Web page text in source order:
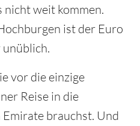
nicht weit kommen.
ist der Euro
vor die einzige
Reise in die
brauchst. Und